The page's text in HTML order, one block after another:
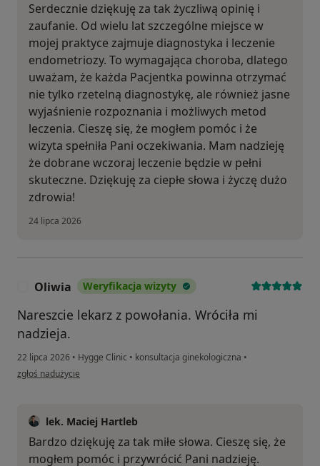
Serdecznie dziękuję za tak życzliwą opinię i
zaufanie. Od wielu lat szczególne miejsce w
mojej praktyce zajmuje diagnostyka i leczenie
endometriozy. To wymagająca choroba, dlatego
uważam, że każda Pacjentka powinna otrzymać
nie tylko rzetelną diagnostykę, ale również jasne
wyjaśnienie rozpoznania i możliwych metod
leczenia. Cieszę się, że mogłem pomóc i że
wizyta spełniła Pani oczekiwania. Mam nadzieję
że dobrane wczoraj leczenie będzie w pełni
skuteczne. Dziękuję za ciepłe słowa i życzę dużo
zdrowia!
24 lipca 2026
Oliwia Weryfikacja wizyty
Nareszcie lekarz z powołania. Wróciła mi
nadzieja.
22 lipca 2026 • Hygge Clinic • konsultacja ginekologiczna •
w opinii użytkownika Oliwia
zgłoś nadużycie
lek. Maciej Hartleb
Bardzo dziękuję za tak miłe słowa. Cieszę się, że
mogłem pomóc i przywrócić Pani nadzieję.